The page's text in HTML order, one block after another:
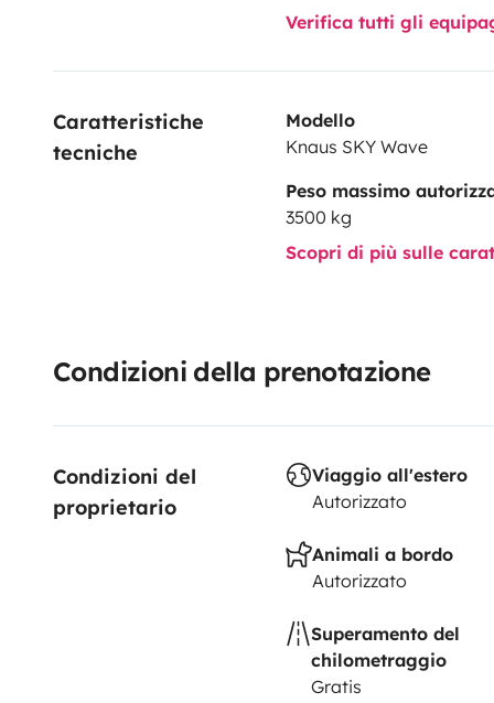
Verifica tutti gli
Caratteristiche
tecniche
Modello
Knaus SKY Wave
Peso massimo
3500 kg
Scopri di più sulle
Condizioni della prenotazione
Condizioni del
proprietario
Viaggio all'estero
Autorizzato
Animali a bordo
Autorizzato
Superamento del
chilometraggio
Gratis